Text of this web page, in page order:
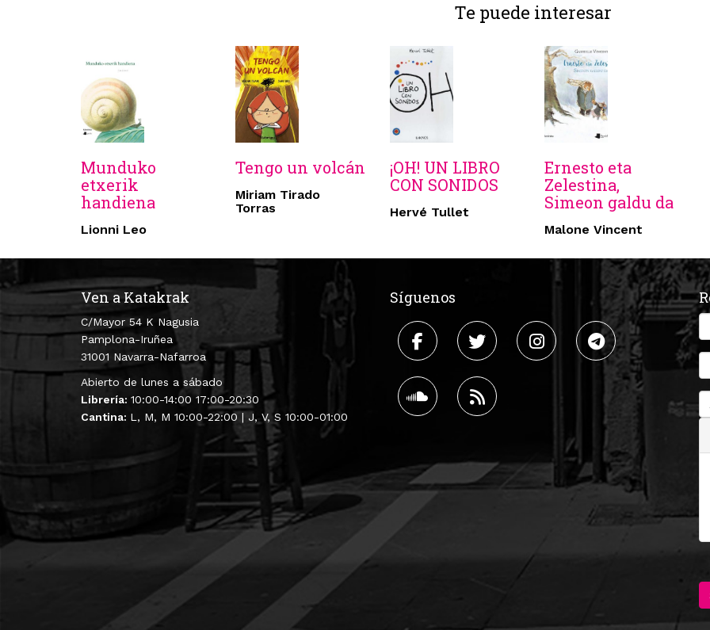
Te puede interesar
Munduko
etxerik
handiena
Lionni Leo
Tengo un volcán
Miriam Tirado
Torras
¡OH! UN LIBRO
CON SONIDOS
Hervé Tullet
Ernesto eta
Zelestina,
Simeon galdu da
Malone Vincent
Ven a Katakrak
C/Mayor 54 K Nagusia
Pamplona-Iruñea
31001 Navarra-Nafarroa
Abierto de lunes a sábado
Librería: 10:00-14:00 17:00-20:30
Cantina: L, M, M 10:00-22:00 | J, V, S 10:00-01:00
Síguenos